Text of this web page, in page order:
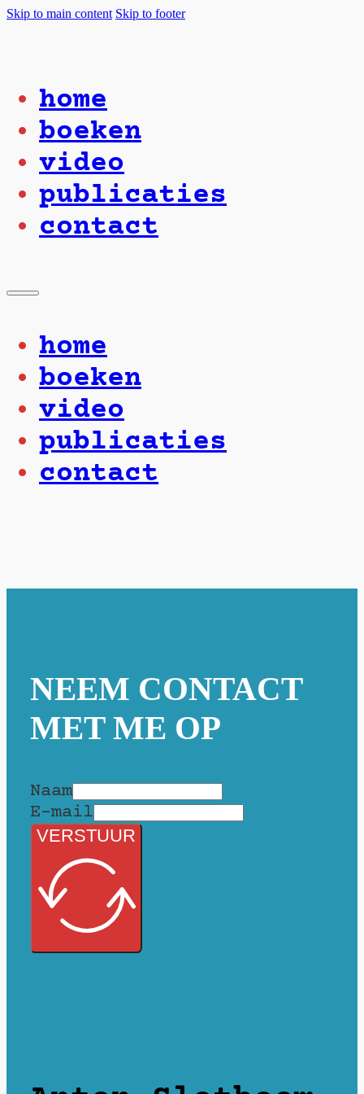
Skip to main content Skip to footer
home
boeken
video
publicaties
contact
home
boeken
video
publicaties
contact
NEEM CONTACT
MET ME OP
Naam
E-mail
VERSTUUR